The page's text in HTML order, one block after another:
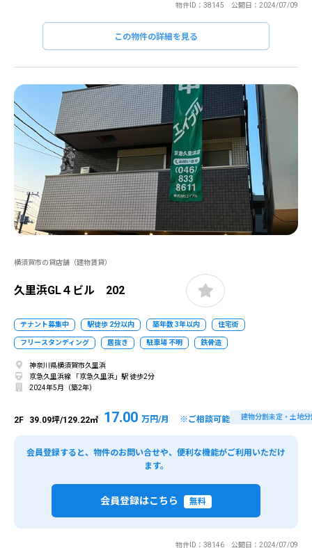
物件ID：38145 公開日：2024/07/09
この物件の詳細を見る
横須賀市の貸店舗（建物賃貸）
久里浜GL４ビル 202
テナント募集中 駅徒歩 2分以内 築年数 3年以内 住宅街
フリースタンディング 居抜き 駐車場 不明 鉄骨造
神奈川県横須賀市久里浜
京急久里浜線 「京急久里浜」駅 徒歩2分
2024年5月（築2年）
2F 39.09坪/129.22㎡ 17.00 万円/月 ※ご相談可能 建物分割未定・土地分
会員登録すると、物件のお問い合せや、便利な機能がご利用いただけ
ます。
会員登録はこちら 無料
物件ID：38146 公開日：2024/07/09